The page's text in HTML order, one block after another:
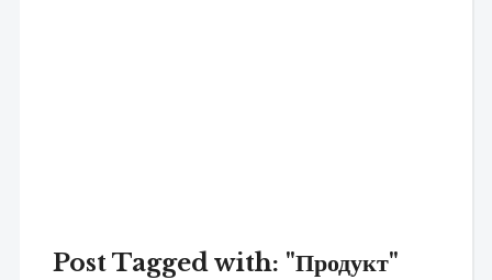
Post Tagged with: "Продукт"